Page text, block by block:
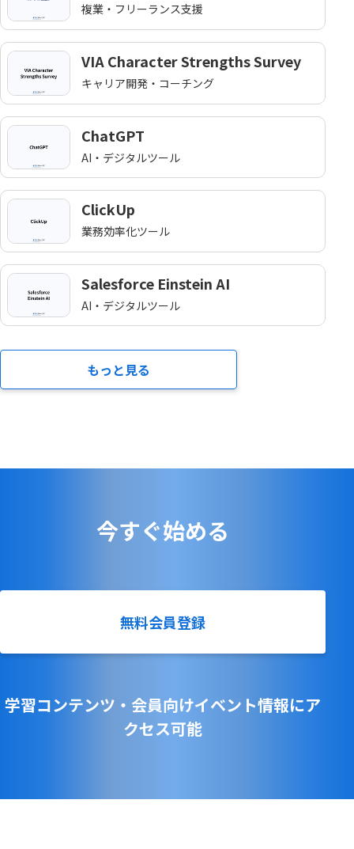
複業・フリーランス支援
VIA Character Strengths Survey
キャリア開発・コーチング
ChatGPT
AI・デジタルツール
ClickUp
業務効率化ツール
Salesforce Einstein AI
AI・デジタルツール
もっと見る
今すぐ始める
無料会員登録
学習コンテンツ・会員向けイベント情報にア
クセス可能